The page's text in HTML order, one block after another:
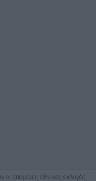
επόμενες εθνικές εκλογές;